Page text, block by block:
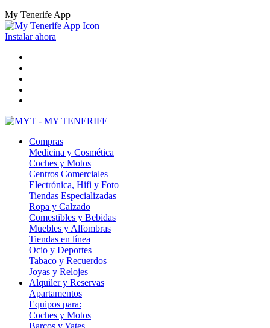
My Tenerife App
Instalar ahora
Compras
Medicina y Cosmética
Coches y Motos
Centros Comerciales
Electrónica, Hifi y Foto
Tiendas Especializadas
Ropa y Calzado
Comestibles y Bebidas
Muebles y Alfombras
Tiendas en línea
Ocio y Deportes
Tabaco y Recuerdos
Joyas y Relojes
Alquiler y Reservas
Apartamentos
Equipos para:
Coches y Motos
Barcos y Yates